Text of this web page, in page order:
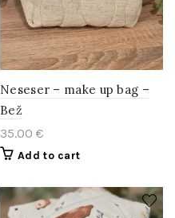
Neseser – make up bag –
Bež
35.00 €
Add to cart